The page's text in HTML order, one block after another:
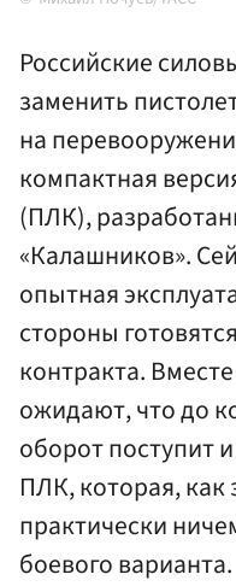
Российские
заменить
на
компактная
(ПЛК),
«Калашников».
опытная
стороны
контракта.
ожидают, что до
оборот поступит
ПЛК, которая, как
практически
боевого варианта.